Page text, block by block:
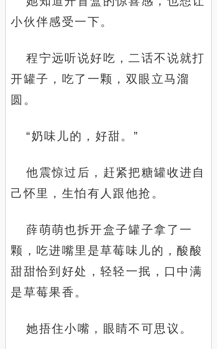
小伙伴感受一下。
程宁远听说好吃，二话不说就打
开罐子，吃了一颗，双眼立马溜
圆。
“奶味儿的，好甜。”
他震惊过后，赶紧把糖罐收进自
己怀里，生怕有人跟他抢。
薛萌萌也拆开盒子罐子拿了一
颗，吃进嘴里是草莓味儿的，酸酸
甜甜恰到好处，轻轻一抿，口中满
是草莓果香。
她捂住小嘴，眼睛不可思议。